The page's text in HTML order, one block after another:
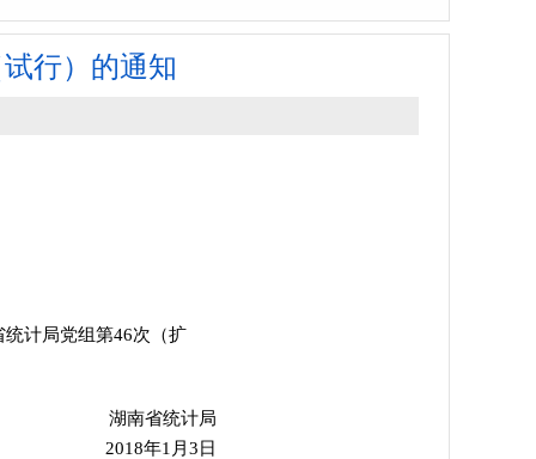
行）的通知
计局党组第46次（扩
湖南省统计局
2018年1月3日